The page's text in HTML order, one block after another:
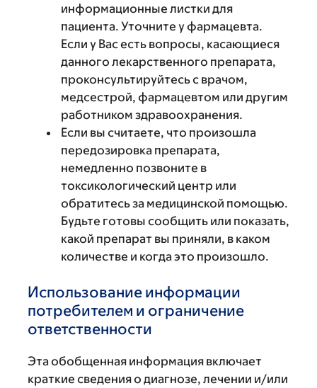
информационные листки для
пациента. Уточните у фармацевта.
Если у Вас есть вопросы, касающиеся
данного лекарственного препарата,
проконсультируйтесь с врачом,
медсестрой, фармацевтом или другим
работником здравоохранения.
Если вы считаете, что произошла
передозировка препарата,
немедленно позвоните в
токсикологический центр или
обратитесь за медицинской помощью.
Будьте готовы сообщить или показать,
какой препарат вы приняли, в каком
количестве и когда это произошло.
Использование информации
потребителем и ограничение
ответственности
Эта обобщенная информация включает
краткие сведения о диагнозе, лечении и/или